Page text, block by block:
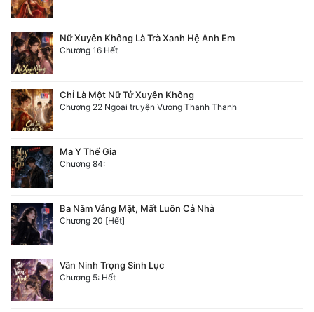
Nữ Xuyên Không Là Trà Xanh Hệ Anh Em
Chương 16 Hết
Chỉ Là Một Nữ Tử Xuyên Không
Chương 22 Ngoại truyện Vương Thanh Thanh
Ma Y Thế Gia
Chương 84:
Ba Năm Vắng Mặt, Mất Luôn Cả Nhà
Chương 20 [Hết]
Vãn Ninh Trọng Sinh Lục
Chương 5: Hết